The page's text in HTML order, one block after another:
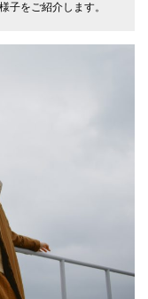
子をご紹介します。